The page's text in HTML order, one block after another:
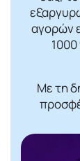
αγορών
Με τη